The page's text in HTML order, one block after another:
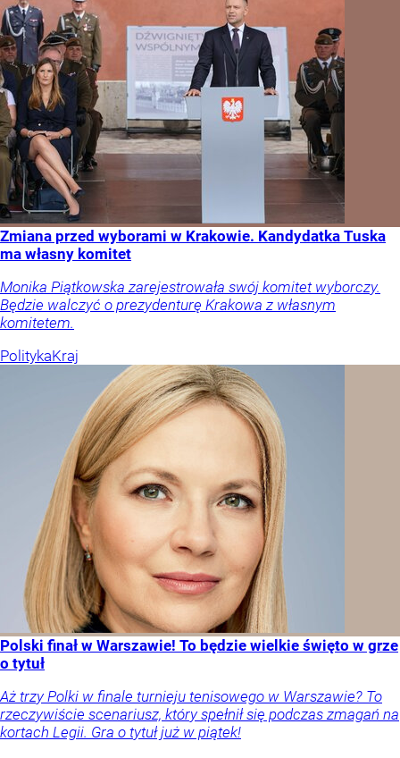
Zmiana przed wyborami w Krakowie. Kandydatka Tuska
ma własny komitet
Monika Piątkowska zarejestrowała swój komitet wyborczy.
Będzie walczyć o prezydenturę Krakowa z własnym
komitetem.
PolitykaKraj
Polski finał w Warszawie! To będzie wielkie święto w grze
o tytuł
Aż trzy Polki w finale turnieju tenisowego w Warszawie? To
rzeczywiście scenariusz, który spełnił się podczas zmagań na
kortach Legii. Gra o tytuł już w piątek!